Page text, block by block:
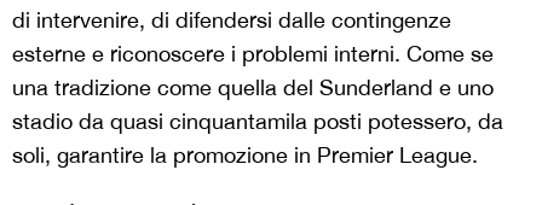
di intervenire, di difendersi dalle contingenze
esterne e riconoscere i problemi interni. Come se
una tradizione come quella del Sunderland e uno
stadio da quasi cinquantamila posti potessero, da
soli, garantire la promozione in Premier League.